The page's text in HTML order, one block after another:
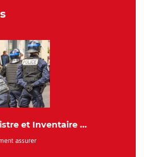
et Inventaire ...
assurer